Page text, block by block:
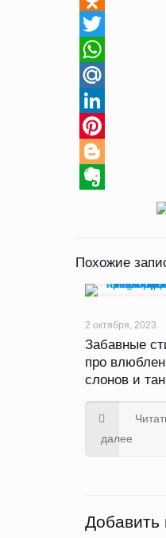
Odnoklassniki
Twitter
WhatsApp
Mail.Ru
LinkedIn
Pinterest
Blogger
Похожие
2 октября, 2023
Забавные
про
слонов и
далее
Добавить